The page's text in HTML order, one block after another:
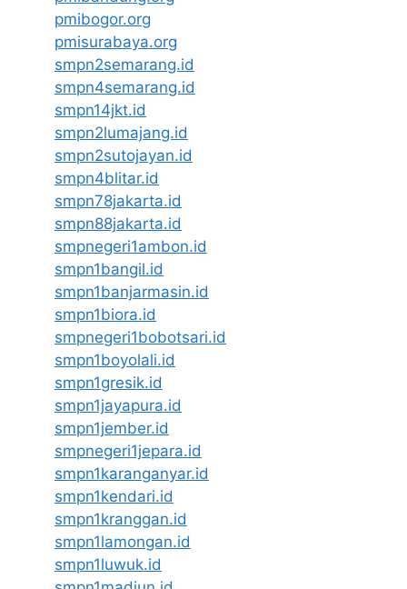
pmibogor.org
pmisurabaya.org
smpn2semarang.id
smpn4semarang.id
smpn14jkt.id
smpn2lumajang.id
smpn2sutojayan.id
smpn4blitar.id
smpn78jakarta.id
smpn88jakarta.id
smpnegeri1ambon.id
smpn1bangil.id
smpn1banjarmasin.id
smpn1biora.id
smpnegeri1bobotsari.id
smpn1boyolali.id
smpn1gresik.id
smpn1jayapura.id
smpn1jember.id
smpnegeri1jepara.id
smpn1karanganyar.id
smpn1kendari.id
smpn1kranggan.id
smpn1lamongan.id
smpn1luwuk.id